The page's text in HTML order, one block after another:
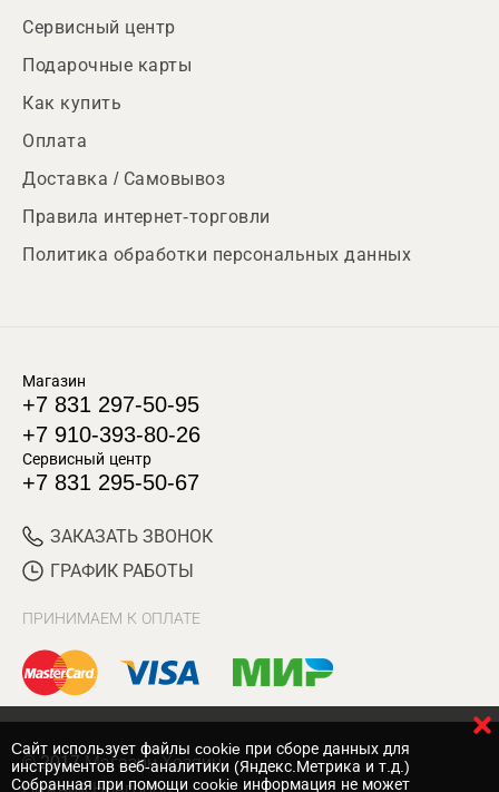
Сервисный центр
Подарочные карты
Как купить
Оплата
Доставка / Самовывоз
Правила интернет-торговли
Политика обработки персональных данных
Магазин
+7 831 297-50-95
+7 910-393-80-26
Сервисный центр
+7 831 295-50-67
ЗАКАЗАТЬ ЗВОНОК
ГРАФИК РАБОТЫ
ПРИНИМАЕМ К ОПЛАТЕ
© 2017 Магазин Хозяин
Cайт использует файлы cookie при сборе данных для
инструментов веб-аналитики (Яндекс.Метрика и т.д.)
Собранная при помощи cookie информация не может